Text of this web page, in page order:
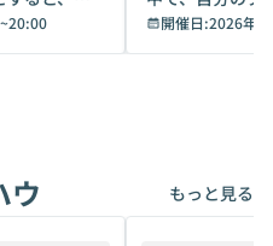
ハードル
多いのでは
動化でき
いません。
~20:00
いいのか」を自
か？ 「なんとなく誰かが良いと言っていた
は、評判では
ているAIを選ぶこ
開催日:2026年8
ウ もっと見る